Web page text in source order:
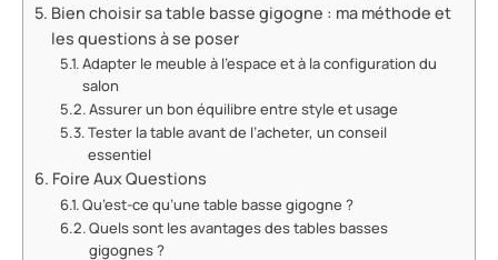
Bien choisir sa table basse gigogne : ma méthode et
les questions à se poser
Adapter le meuble à l’espace et à la configuration du
salon
Assurer un bon équilibre entre style et usage
Tester la table avant de l’acheter, un conseil
essentiel
Foire Aux Questions
Qu’est-ce qu’une table basse gigogne ?
Quels sont les avantages des tables basses
gigognes ?